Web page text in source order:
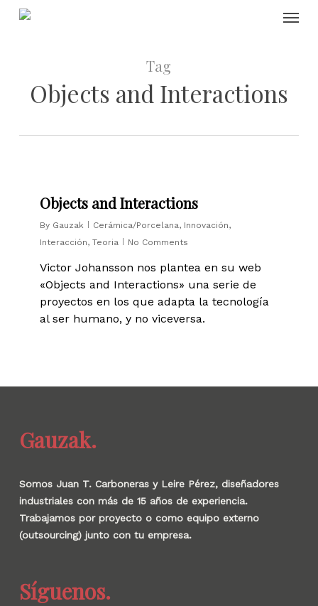
Skip
Tag
Objects and Interactions
Objects and Interactions
By Gauzak Cerámica/Porcelana, Innovación,
Interacción,Teoria No Comments
Victor Johansson nos plantea en su web
«Objects and Interactions» una serie de
proyectos en los que adapta la tecnología
al ser humano, y no viceversa.
Gauzak.
Somos Juan T. Carboneras y Leire Pérez, diseñadores
industriales con más de 15 años de experiencia.
Trabajamos por proyecto o como equipo externo
(outsourcing) junto con tu empresa.
Síguenos.